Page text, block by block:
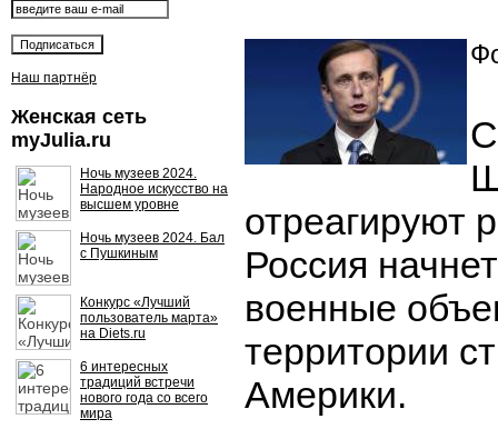
Наш партнёр
Женская сеть
myJulia.ru
Ночь музеев 2024.
Народное искусство на
высшем уровне
Ночь музеев 2024. Бал
с Пушкиным
Конкурс «Лучший
пользователь марта»
на Diets.ru
6 интересных
традиций встречи
нового года со всего
мира
отреагируют
Россия
военные
территории
Америки.